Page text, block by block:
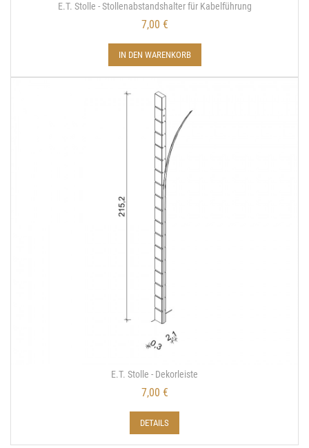
E.T. Stolle - Stollenabstandshalter für Kabelführung
7,00 €
IN DEN WARENKORB
E.T. Stolle - Dekorleiste
7,00 €
DETAILS